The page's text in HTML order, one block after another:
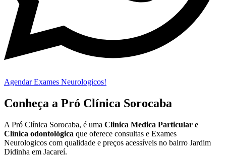
Agendar Exames Neurologicos!
Conheça a Pró Clínica Sorocaba
A Pró Clínica Sorocaba, é uma Clinica Medica Particular e
Clínica odontológica que oferece consultas e Exames
Neurologicos com qualidade e preços acessíveis no bairro Jardim
Didinha em Jacareí.